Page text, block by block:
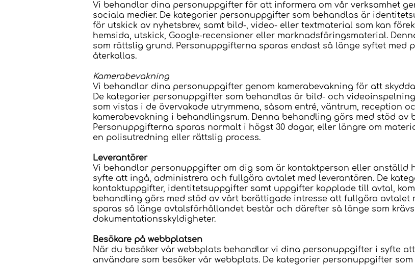
Vi behandlar dina personuppgifter för att informera om vår verksamhet
sociala medier. De kategorier personuppgifter som behandlas är
för utskick av nyhetsbrev, samt bild-, video- eller textmaterial som kan
hemsida, utskick, Google-recensioner eller marknadsföringsmaterial.
som rättslig grund. Personuppgifterna sparas endast så länge syftet med
återkallas.
Kamerabevakning
Vi behandlar dina personuppgifter genom kamerabevakning för att
De kategorier personuppgifter som behandlas är bild- och
som vistas i de övervakade utrymmena, såsom entré, väntrum, reception
kamerabevakning i behandlingsrum. Denna behandling görs med stöd av
Personuppgifterna sparas normalt i högst 30 dagar, eller längre om
en polisutredning eller rättslig process.
Leverantörer
Vi behandlar personuppgifter om dig som är kontaktperson eller anställd
syfte att ingå, administrera och fullgöra avtalet med leverantören. De
kontaktuppgifter, identitetsuppgifter samt uppgifter kopplade till avtal,
behandling görs med stöd av vårt berättigade intresse att fullgöra avtalet
sparas så länge avtalsförhållandet består och därefter så länge som
dokumentationsskyldigheter.
Besökare på webbplatsen
När du besöker vår webbplats behandlar vi dina personuppgifter i syfte
användare som besöker vår webbplats. De kategorier personuppgifter